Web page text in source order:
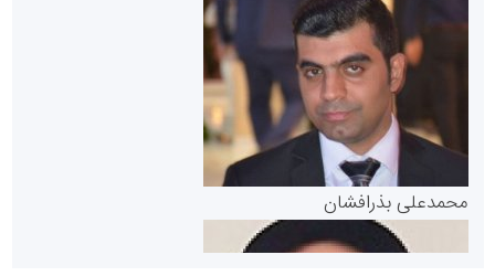
پایگاه خبری گفتمان یزد
سازمان بورس و اوراق بهادار
مرجع اخبار موثق در بازارسرمایه
محمدعلی بذرافشان